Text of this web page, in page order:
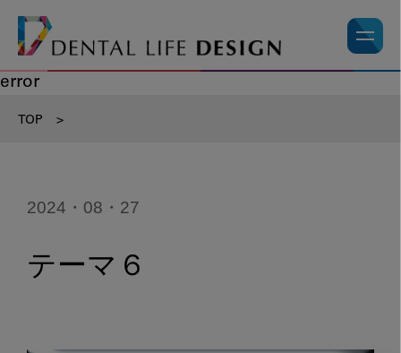
error
TOP >
2024・08・27
テーマ６